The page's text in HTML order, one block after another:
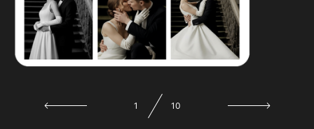
1 10